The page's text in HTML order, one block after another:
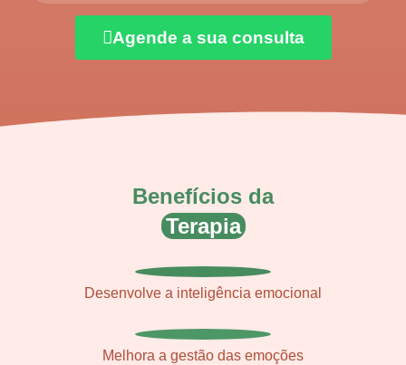
Agende a sua consulta
Benefícios da
Terapia
Desenvolve a inteligência emocional
Melhora a gestão das emoções